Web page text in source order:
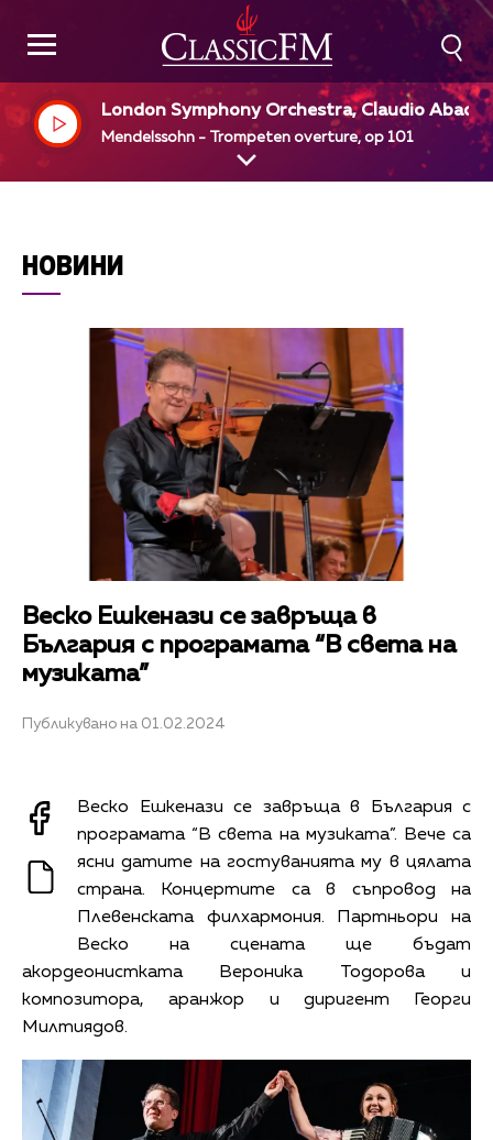
London Symphony Orchestra, Claudio Abado,
ir
Mendelssohn - Trompeten overture, op 101
НОВИНИ
Веско Ешкенази се завръща в
България с програмата “В света на
музиката”
Публикувано на 01.02.2024
Веско Ешкенази се завръща в България с
програмата “В света на музиката”. Вече са
ясни датите на гостуванията му в цялата
страна. Концертите са в съпровод на
Плевенската филхармония. Партньори на
Веско на сцената ще бъдат
акордеонистката Вероника Тодорова и
композитора, аранжор и диригент Георги
Милтиядов.